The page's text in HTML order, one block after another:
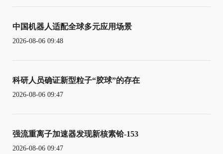
中国机器人适配全球多元应用场景
2026-08-06 09:48
科研人员确证新型粒子“胶球”的存在
2026-08-06 09:47
强流重离子加速器发现新核素铪-153
2026-08-06 09:47